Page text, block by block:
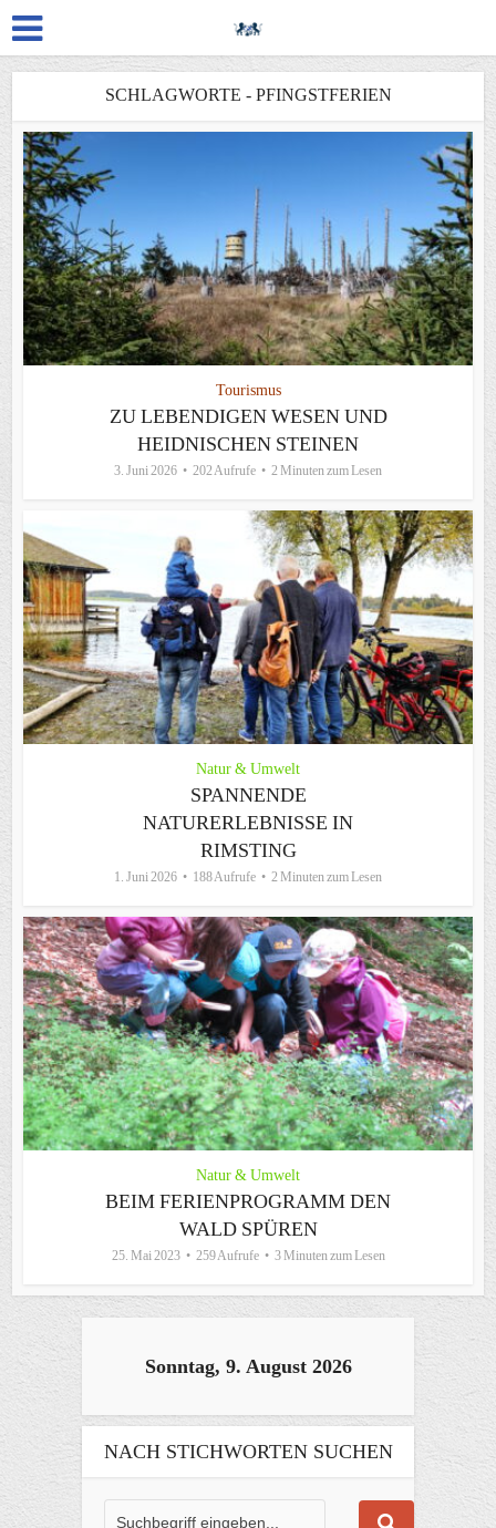
SCHLAGWORTE - PFINGSTFERIEN
Tourismus
ZU LEBENDIGEN WESEN UND
HEIDNISCHEN STEINEN
3. Juni 2026 202 Aufrufe 2 Minuten zum Lesen
Natur & Umwelt
SPANNENDE
NATURERLEBNISSE IN
RIMSTING
1. Juni 2026 188 Aufrufe 2 Minuten zum Lesen
Natur & Umwelt
BEIM FERIENPROGRAMM DEN
WALD SPÜREN
25. Mai 2023 259 Aufrufe 3 Minuten zum Lesen
Sonntag, 9. August 2026
NACH STICHWORTEN SUCHEN